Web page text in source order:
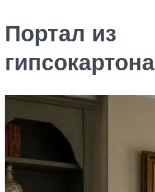
Портал из
гипсокартона